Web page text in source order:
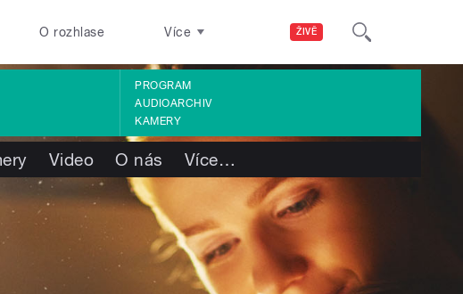
ŽIVĚ
O rozhlase Více
PROGRAM
AUDIOARCHIV
KAMERY
Video O nás Více…